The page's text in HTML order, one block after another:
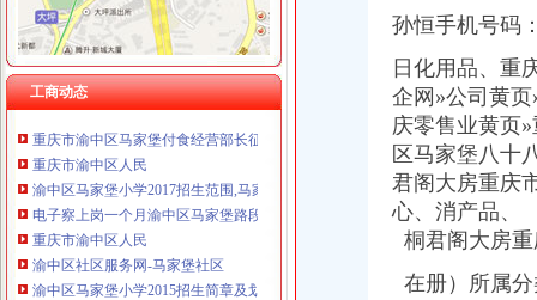
工商动态
【招商银行渝中区马家堡自助银行】招商银行渝中区马家堡自助银行
说课唐令春重庆渝中区马家堡小学《可能》-原创-搜狐
重庆市渝中区马家堡小学评论怎么样-我要搜学网
【重庆市渝中区大坪制面厂马家堡饮食店】重庆市渝中区大坪制面厂
重庆市渝中区马家堡付食经营部长征付食门市_【信用信息_诉讼信息_
重庆市渝中区人民
渝中区马家堡小学2017招生范围,马家堡小学6月24日报名-小学教育-
电子察上岗一个月渝中区马家堡路段变通畅重庆新闻联播—
重庆市渝中区人民
渝中区社区服务网-马家堡社区
渝中区马家堡小学2015招生简章及划片-重庆本地宝
渝中区马家堡小学_渝中区马家堡小学爱问问同学录频道
孙恒手机号码
日化用品、 重
企网»公司黄
庆零售业黄页
区马家堡八十
君阁大房重庆
心、消产品、
桐君阁大房
在册）所属